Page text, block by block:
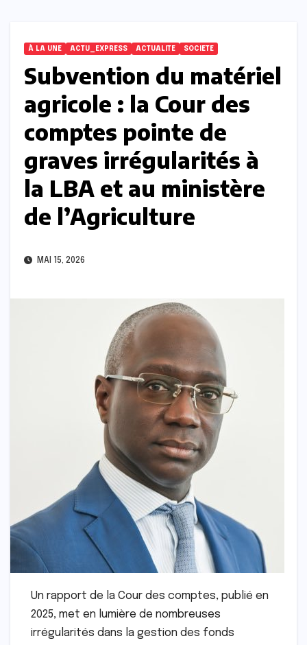
À LA UNE ACTU_EXPRESS ACTUALITE SOCIETE
Subvention du matériel
agricole : la Cour des
comptes pointe de
graves irrégularités à
la LBA et au ministère
de l’Agriculture
MAI 15, 2026
Un rapport de la Cour des comptes, publié en
2025, met en lumière de nombreuses
irrégularités dans la gestion des fonds